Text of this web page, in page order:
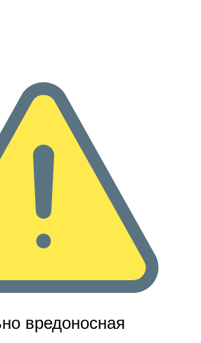
вредоносная